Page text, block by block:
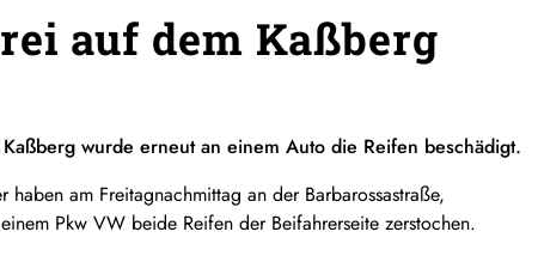
auf dem Kaßberg
wurde erneut an einem Auto die Reifen beschädigt.
haben am Freitagnachmittag an der Barbarossastraße,
Pkw VW beide Reifen der Beifahrerseite zerstochen.